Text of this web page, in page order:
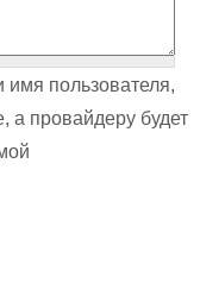
имя пользователя,
а провайдеру будет